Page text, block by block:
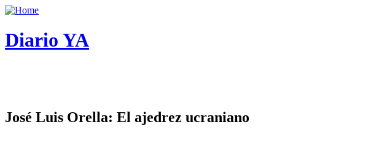
Diario YA
José Luis Orella: El ajedrez ucraniano